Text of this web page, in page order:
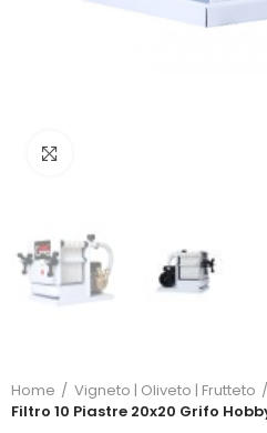
Home Vigneto | Oliveto | Frutteto
Filtro 10 Piastre 20x20 Grifo